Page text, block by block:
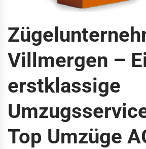
Villmergen –
erstklassige
Top Umzüge